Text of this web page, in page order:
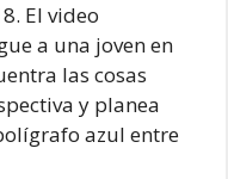
El video
a una joven en
las cosas
y planea
azul entre